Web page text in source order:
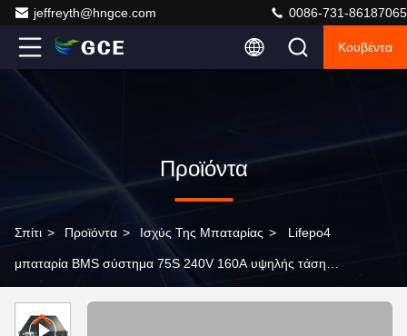
jeffreyth@hngce.com 0086-731-86187065
Κουβέντα
Προϊόντα
Σπίτι > Προϊόντα > Ισχύς Της Μπαταρίας > Lifepo4
μπαταρία BMS σύστημα 75S 240V 160A υψηλής τάσης